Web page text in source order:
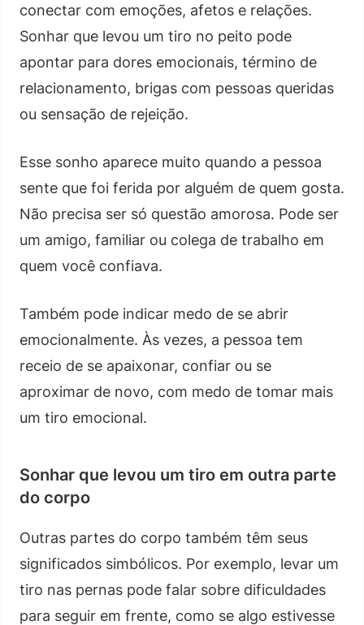
conectar com emoções, afetos e relações.
Sonhar que levou um tiro no peito pode
apontar para dores emocionais, término de
relacionamento, brigas com pessoas queridas
ou sensação de rejeição.
Esse sonho aparece muito quando a pessoa
sente que foi ferida por alguém de quem gosta.
Não precisa ser só questão amorosa. Pode ser
um amigo, familiar ou colega de trabalho em
quem você confiava.
Também pode indicar medo de se abrir
emocionalmente. Às vezes, a pessoa tem
receio de se apaixonar, confiar ou se
aproximar de novo, com medo de tomar mais
um tiro emocional.
Sonhar que levou um tiro em outra parte
do corpo
Outras partes do corpo também têm seus
significados simbólicos. Por exemplo, levar um
tiro nas pernas pode falar sobre dificuldades
para seguir em frente, como se algo estivesse